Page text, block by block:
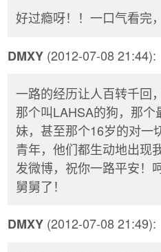
好过瘾呀！！一口气看完
DMXY (2012-07-08 21:44):
一路的经历让人百转千回
那个叫LAHSA的狗，那
妹，甚至那个16岁的对一
青年，他们都生动地出现
发微博，祝你一路平安！
舅舅了！
DMXY (2012-07-08 21:49):